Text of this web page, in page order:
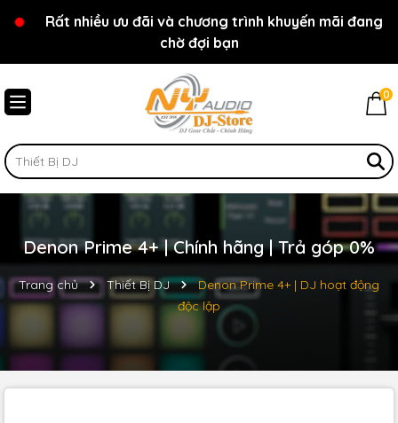
Chào mừng bạn đến với cửa hàng NY Audio - DJ
Store
Rất nhiều ưu đãi và chương trình khuyến mãi đang
chờ đợi bạn
0
Denon Prime 4+ | Chính hãng | Trả góp 0%
Trang chủ Thiết Bị DJ
Denon Prime 4+ | DJ hoạt động
độc lập